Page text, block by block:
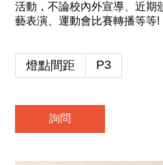
活動，不論校內外宣導、近期
藝表演、運動會比賽轉播等等!
燈點間距 P3
詢問